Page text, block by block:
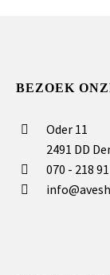
BEZOEK
Oder 11
2491 DD
070 - 218